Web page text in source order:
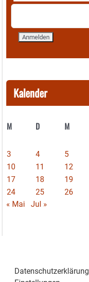
Kalender
M D M
3
4 5
10
11 12
17
18 19
24
25 26
« Mai
Jul »
Datenschutzerklärung